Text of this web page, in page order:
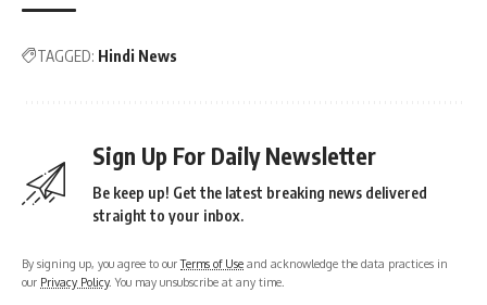
TAGGED: Hindi News
Sign Up For Daily Newsletter
Be keep up! Get the latest breaking news delivered
straight to your inbox.
By signing up, you agree to ourTerms of Use and acknowledge the data practices in
our Privacy Policy. You may unsubscribe at any time.